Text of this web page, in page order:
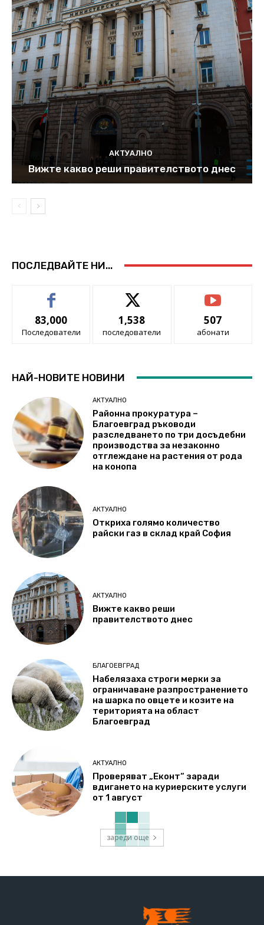
АКТУАЛНО
Вижте какво реши правителството днес
ПОСЛЕДВАЙТЕ НИ...
83,000
Последователи
1,538
последователи
507
абонати
НАЙ-НОВИТЕ НОВИНИ
АКТУАЛНО
Районна прокуратура –
Благоевград ръководи
разследването по три досъдебни
производства за незаконно
отглеждане на растения от рода
на конопа
АКТУАЛНО
Откриха голямо количество
райски газ в склад край София
АКТУАЛНО
Вижте какво реши
правителството днес
БЛАГОЕВГРАД
Набелязаха строги мерки за
ограничаване разпространението
на шарка по овцете и козите на
територията на област
Благоевград
АКТУАЛНО
Проверяват „Еконт“ заради
вдигането на куриерските услуги
от 1 август
зареди още